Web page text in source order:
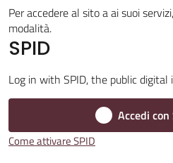
Bentivoglio
Menu selezionato
Amministrazione
Per accedere al sito a ai suoi
modalità.
SPID
Log in with SPID, the public
Accedi con
Come attivare SPID